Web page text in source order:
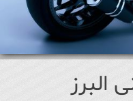
البرز